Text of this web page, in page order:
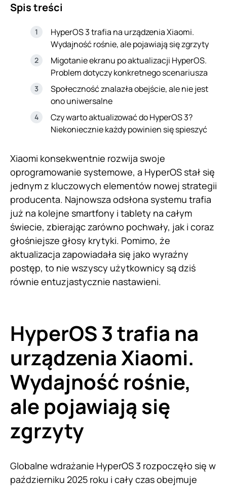
Spis treści
HyperOS 3 trafia na urządzenia Xiaomi.
Wydajność rośnie, ale pojawiają się zgrzyty
Migotanie ekranu po aktualizacji HyperOS.
Problem dotyczy konkretnego scenariusza
Społeczność znalazła obejście, ale nie jest
ono uniwersalne
Czy warto aktualizować do HyperOS 3?
Niekoniecznie każdy powinien się spieszyć
Xiaomi konsekwentnie rozwija swoje
oprogramowanie systemowe, a HyperOS stał się
jednym z kluczowych elementów nowej strategii
producenta. Najnowsza odsłona systemu trafia
już na kolejne smartfony i tablety na całym
świecie, zbierając zarówno pochwały, jak i coraz
głośniejsze głosy krytyki. Pomimo, że
aktualizacja zapowiadała się jako wyraźny
postęp, to nie wszyscy użytkownicy są dziś
równie entuzjastycznie nastawieni.
HyperOS 3 trafia na
urządzenia Xiaomi.
Wydajność rośnie,
ale pojawiają się
zgrzyty
Globalne wdrażanie HyperOS 3 rozpoczęło się w
październiku 2025 roku i cały czas obejmuje